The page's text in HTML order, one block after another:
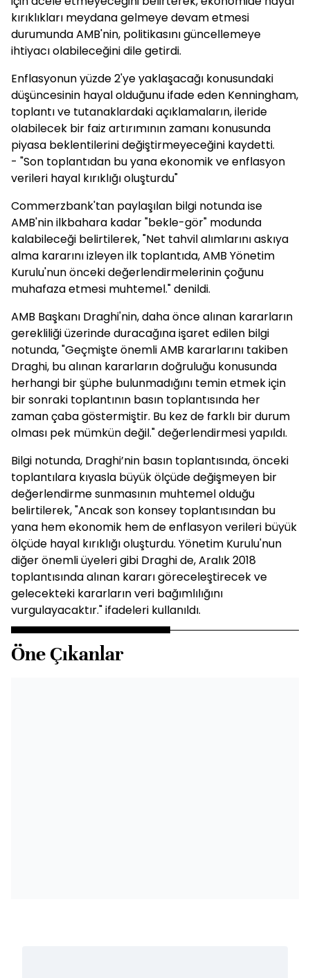
kırıklıkları meydana gelmeye devam etmesi
durumunda AMB'nin, politikasını güncellemeye
ihtiyacı olabileceğini dile getirdi.
Enflasyonun yüzde 2'ye yaklaşacağı konusundaki
düşüncesinin hayal olduğunu ifade eden Kenningham,
toplantı ve tutanaklardaki açıklamaların, ileride
olabilecek bir faiz artırımının zamanı konusunda
piyasa beklentilerini değiştirmeyeceğini kaydetti.
- "Son toplantıdan bu yana ekonomik ve enflasyon
verileri hayal kırıklığı oluşturdu"
Commerzbank'tan paylaşılan bilgi notunda ise
AMB'nin ilkbahara kadar "bekle-gör" modunda
kalabileceği belirtilerek, "Net tahvil alımlarını askıya
alma kararını izleyen ilk toplantıda, AMB Yönetim
Kurulu'nun önceki değerlendirmelerinin çoğunu
muhafaza etmesi muhtemel." denildi.
AMB Başkanı Draghi'nin, daha önce alınan kararların
gerekliliği üzerinde duracağına işaret edilen bilgi
notunda, "Geçmişte önemli AMB kararlarını takiben
Draghi, bu alınan kararların doğruluğu konusunda
herhangi bir şüphe bulunmadığını temin etmek için
bir sonraki toplantının basın toplantısında her
zaman çaba göstermiştir. Bu kez de farklı bir durum
olması pek mümkün değil." değerlendirmesi yapıldı.
Bilgi notunda, Draghi’nin basın toplantısında, önceki
toplantılara kıyasla büyük ölçüde değişmeyen bir
değerlendirme sunmasının muhtemel olduğu
belirtilerek, "Ancak son konsey toplantısından bu
yana hem ekonomik hem de enflasyon verileri büyük
ölçüde hayal kırıklığı oluşturdu. Yönetim Kurulu'nun
diğer önemli üyeleri gibi Draghi de, Aralık 2018
toplantısında alınan kararı göreceleştirecek ve
gelecekteki kararların veri bağımlılığını
vurgulayacaktır." ifadeleri kullanıldı.
Öne Çıkanlar